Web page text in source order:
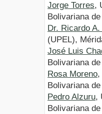
Jorge Torres,
Bolivariana de
Dr. Ricardo
(UPEL),
José Luis
Bolivariana de
Rosa Moreno,
Bolivariana de
Pedro Alzuru,
Bolivariana de